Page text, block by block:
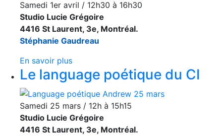
Samedi 1er avril / 12h30 à 16h30
Studio Lucie Grégoire
4416 St Laurent, 3e, Montréal.
Stéphanie Gaudreau
En savoir plus
Le language poétique du CI
Samedi 25 mars / 12h à 15h15
Studio Lucie Grégoire
4416 St Laurent, 3e, Montréal.